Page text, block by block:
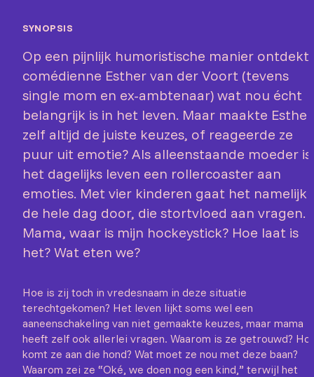
SYNOPSIS
Op een pijnlijk humoristische manier
comédienne Esther van der Voort (tevens
single mom en ex-ambtenaar) wat nou écht
belangrijk is in het leven. Maar maakte Esther
zelf altijd de juiste keuzes, of reageerde ze
puur uit emotie? Als alleenstaande moeder is
het dagelijks leven een rollercoaster aan
emoties. Met vier kinderen gaat het namelijk
de hele dag door, die stortvloed aan vragen.
Mama, waar is mijn hockeystick? Hoe laat is
het? Wat eten we?
Hoe is zij toch in vredesnaam in deze situatie
terechtgekomen? Het leven lijkt soms wel een
aaneenschakeling van niet gemaakte keuzes, maar mama
heeft zelf ook allerlei vragen. Waarom is ze getrouwd?
komt ze aan die hond? Wat moet ze nou met deze baan?
Waarom zei ze “Oké, we doen nog een kind,” terwijl het